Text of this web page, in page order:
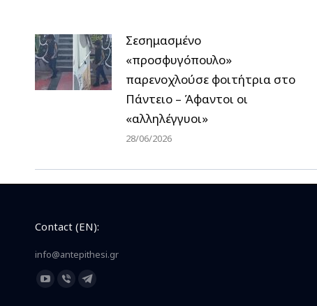
Σεσημασμένο
«προσφυγόπουλο»
παρενοχλούσε φοιτήτρια στο
Πάντειο – Άφαντοι οι
«αλληλέγγυοι»
28/06/2026
Contact (EN):
info@antepithesi.gr
Find us on:
YouTubeViberTelegram